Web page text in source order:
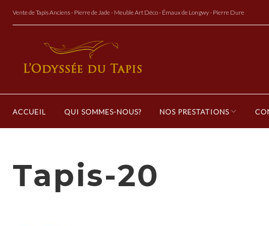
Vente de Tapis Anciens - Pierre de Jade - Meuble Art Déco - Émaux de Longwy - Pierre Dure
ACCUEIL QUI SOMMES-NOUS? NOS PRESTATIONS
Tapis-20